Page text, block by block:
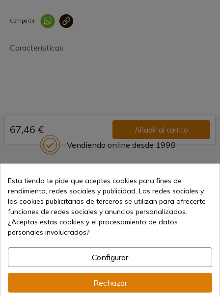
Compartir
Características
67,46 € Añadir al carrito
Vendiendo online desde 1998
Métodos de pago seguros
Envíos internacionales
Información
Esta tienda te pide que aceptes cookies para fines de
rendimiento, redes sociales y publicidad. Las redes sociales y
las cookies publicitarias de terceros se utilizan para ofrecerte
funciones de redes sociales y anuncios personalizados.
¿Aceptas estas cookies y el procesamiento de datos
personales involucrados?
Configurar
Rechazar